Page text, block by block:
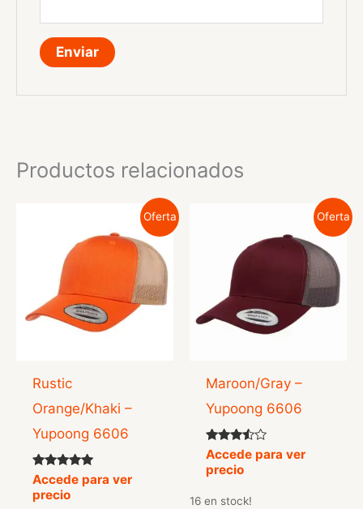
Productos relacionados
Oferta
Rustic
Orange/Khaki –
Yupoong 6606
Valorado
con
5.00
Accede para ver
precio
Oferta
Maroon/Gray –
Yupoong 6606
Valorado
con
3.33
Accede para ver
precio
16 en stock!